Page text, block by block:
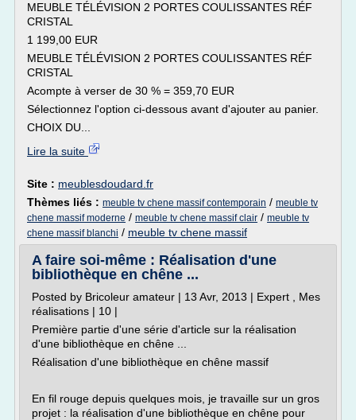
MEUBLE TÉLÉVISION 2 PORTES COULISSANTES RÉF
CRISTAL
1 199,00 EUR
MEUBLE TÉLÉVISION 2 PORTES COULISSANTES RÉF
CRISTAL
Acompte à verser de 30 % = 359,70 EUR
Sélectionnez l'option ci-dessous avant d'ajouter au panier.
CHOIX DU...
Lire la suite
Site : meublesdoudard.fr
Thèmes liés : meuble tv chene massif contemporain / meuble tv
chene massif moderne / meuble tv chene massif clair / meuble tv
chene massif blanchi / meuble tv chene massif
A faire soi-même : Réalisation d'une
bibliothèque en chêne ...
Posted by Bricoleur amateur | 13 Avr, 2013 | Expert , Mes
réalisations | 10 |
Première partie d'une série d'article sur la réalisation
d'une bibliothèque en chêne ...
Réalisation d'une bibliothèque en chêne massif
En fil rouge depuis quelques mois, je travaille sur un gros
projet : la réalisation d'une bibliothèque en chêne pour